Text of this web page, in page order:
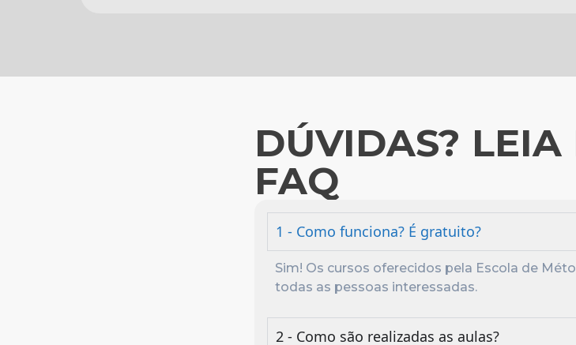
DÚVIDAS? LEIA
FAQ
1 - Como funciona? É gratuito?
Sim! Os cursos oferecidos pela Escola de
todas as pessoas interessadas.
2 - Como são realizadas as aulas?